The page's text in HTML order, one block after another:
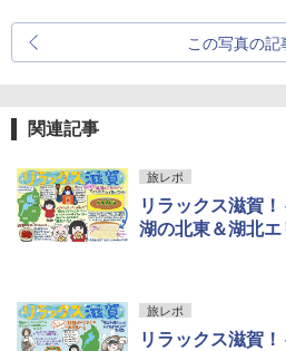
この写真の記
関連記事
旅レポ
リラックス滋賀
湖の北東＆湖北エ
旅レポ
リラックス滋賀